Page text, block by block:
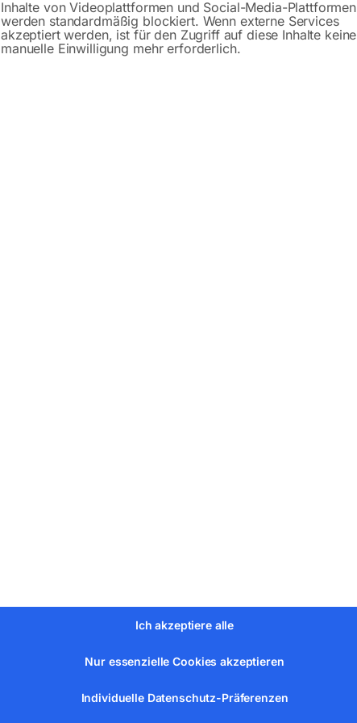
Inhalte von Videoplattformen und Social-Media-Plattformen
werden standardmäßig blockiert. Wenn externe Services
akzeptiert werden, ist für den Zugriff auf diese Inhalte keine
manuelle Einwilligung mehr erforderlich.
Ich akzeptiere alle
Nur essenzielle Cookies akzeptieren
Individuelle Datenschutz-Präferenzen